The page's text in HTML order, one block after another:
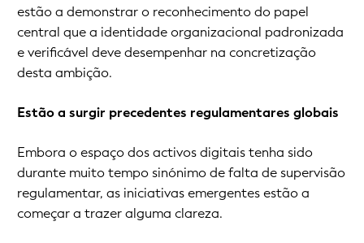
estão a demonstrar o reconhecimento do papel
central que a identidade organizacional padronizada
e verificável deve desempenhar na concretização
desta ambição.
Estão a surgir precedentes regulamentares globais
Embora o espaço dos activos digitais tenha sido
durante muito tempo sinónimo de falta de supervisão
regulamentar, as iniciativas emergentes estão a
começar a trazer alguma clareza.